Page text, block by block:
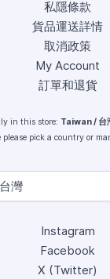
私隱條款
貨品運送詳情
取消政策
My Account
訂單和退貨
in this store: Taiwan / 台
please pick a country or
Instagram
Facebook
X (Twitter)